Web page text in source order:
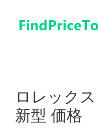
ロレック
新型 価格